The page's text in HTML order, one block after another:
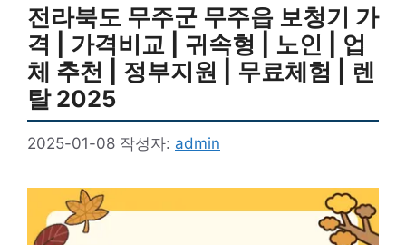
전라북도 무주군 무주읍 보청기 가
격 | 가격비교 | 귀속형 | 노인 | 업
체 추천 | 정부지원 | 무료체험 | 렌
탈 2025
2025-01-08 작성자: admin